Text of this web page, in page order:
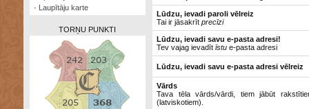
· Laupītāju karte
TORŅU PUNKTI
Lūdzu, ievadi paroli vēlreiz
Tai ir jāsakrīt precīzi
Lūdzu, ievadi savu e-pasta adresi!
Tev vajag ievadīt īstue-pasta adresi
Lūdzu, ievadi savu e-pasta adresi vēlreiz
Vārds
Tava tēla vārds/vārdi, tiem jābūt
(latviskotiem).